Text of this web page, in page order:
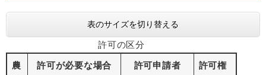
表のサイズを切り替える
許可の区分
農
許可が必要な場合 許可申請者
許可権